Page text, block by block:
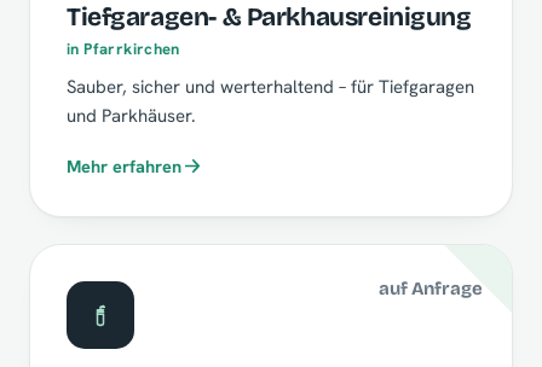
Tiefgaragen- & Parkhausreinigung
in Pfarrkirchen
Sauber, sicher und werterhaltend – für Tiefgaragen
und Parkhäuser.
Mehr erfahren
auf Anfrage